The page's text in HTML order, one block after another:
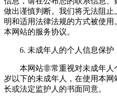
做出谨慎判断。我们将无法阻
明和适用法律法规的方式被使
本网站的服务协议。
6. 未成年人的个人信息保护
本网站非常重视对未成年人
岁以下的未成年人，在使用本
长或法定监护人的书面同意。